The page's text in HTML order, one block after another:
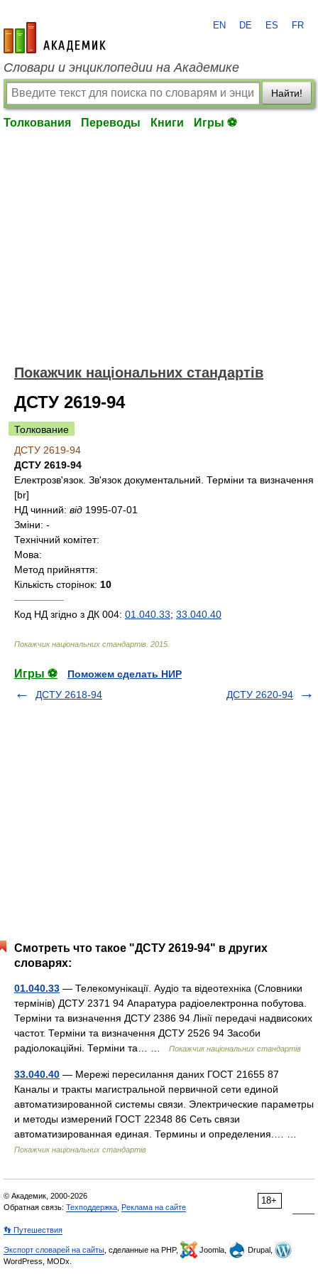
academic.ru
EN DE ES FR
Словари и энциклопедии на Академике
Найти!
Толкования Переводы Книги Игры ⚽
Покажчик національних стандартів
ДСТУ 2619-94
Толкование
ДСТУ 2619-94
ДСТУ 2619-94
Електрозв'язок. Зв'язок документальний. Терміни та визначення
[br]
НД чинний: від 1995-07-01
Зміни: -
Технічний комітет:
Мова:
Метод прийняття:
Кількість сторінок: 10
—————
Код НД згідно з ДК 004: 01.040.33; 33.040.40
Покажчик національних стандартів 2015
Игры ⚽
Поможем сделать НИР
ДСТУ 2618-94
ДСТУ 2620-94
Смотреть что такое "ДСТУ 2619-94" в других
словарях:
01.040.33 — Телекомунікації. Аудіо та відеотехніка (Словники
термінів) ДСТУ 2371 94 Апаратура радіоелектронна побутова.
Терміни та визначення ДСТУ 2386 94 Лінії передачі надвисоких
частот. Терміни та визначення ДСТУ 2526 94 Засоби
радіолокаційні. Терміни та… …
Покажчик національних стандартів
33.040.40 — Мережі пересилання даних ГОСТ 21655 87
Каналы и тракты магистральной первичной сети единой
автоматизированной системы связи. Электрические параметры
и методы измерений ГОСТ 22348 86 Сеть связи
автоматизированная единая. Термины и определения.… …
Покажчик національних стандартів
18+
© Академик, 2000-2026
Обратная связь: Техподдержка Реклама на сайте
👣 Путешествия
Экспорт словарей на сайты , сделанные на PHP, Joomla,
Drupal,
WordPress, MODx.